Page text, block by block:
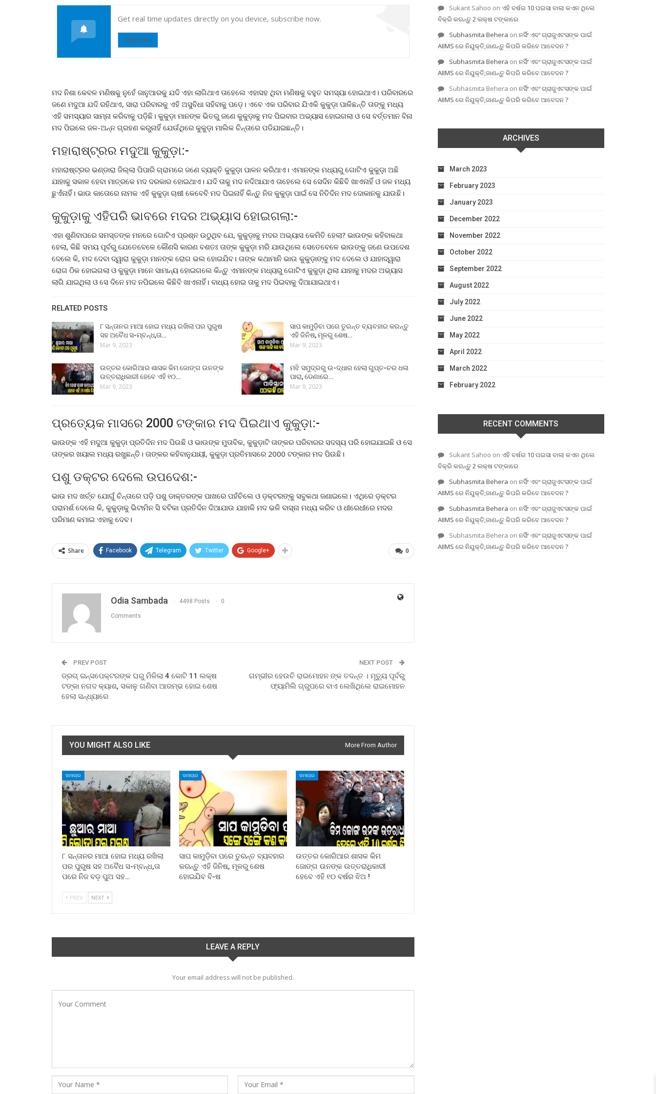
Get real time updates directly on you device, subscribe now.
Subscribe
ମଦ ନିଶା କେବଳ ମଣିଷକୁ ନୁହେଁ ଜାନୁଆରକୁ ଯଦି ଏହା ଲାଗିଥାଏ ତାହେଲେ ଏହାସହ ଥିବା ମଣିଷକୁ ବହୁତ ସମସ୍ୟା ହୋଇଥାଏ। ପରିବାରରେ
ଜଣେ ମଦୁଆ ଯଦି ରହିଥାଏ, ସାରା ପରିବାରକୁ ଏହି ଅସୁବିଧା ସହିବାକୁ ପଡ଼େ। ଏବେ ଏକ ପରିବାର ଯିଏକି କୁକୁଡ଼ା ପାଳିଛନ୍ତି ତାଙ୍କୁ ମଧ୍ୟ
ଏହି ସମସ୍ୟାର ସାମ୍ନା କରିବାକୁ ପଡ଼ିଛି। କୁକୁଡ଼ା ମାନଙ୍କ ଭିତରୁ ଜଣେ କୁକୁଡ଼ାକୁ ମଦ ପିଇବାର ଅଭ୍ୟାସ ହୋଇଗଲା ଓ ସେ ବର୍ତ୍ତମାନ ବିନା
ମଦ ପିଇଲେ ଜଳ-ଅନ୍ନ ଗ୍ରହଣ କରୁନାହିଁ ଯେଉଁଥିରେ କୁକୁଡ଼ା ମାଲିକ ଚିନ୍ତାରେ ପଡିଯାଇଛନ୍ତି।
ମହାରାଷ୍ଟ୍ରର ମଦୁଆ କୁକୁଡ଼ା:-
ମହାରାଷ୍ଟ୍ରର ଭଣ୍ଡାରା ଜିଲ୍ଲା ପିପାରି ଗ୍ରାମରେ ଜଣେ ବ୍ୟକ୍ତି କୁକୁଡ଼ା ପାଳନ କରିଥାଏ। ଏମାନଙ୍କ ମଧ୍ୟରୁ ଗୋଟିଏ କୁକୁଡ଼ା ଅଛି
ଯାହାକୁ ସକାଳ ହେବା ମାତ୍ରକେ ମଦ ଦରକାର ହୋଇଥାଏ। ଯଦି ତାକୁ ମଦ ନଦିଆଯାଏ ତାହେଲେ ସେ ସେଦିନ କିଛିବି ଖାଏନାହିଁ ଓ ଜଳ ମଧ୍ୟ
ଛୁଏଁନାହିଁ। ଭାଉ କାତୋରେ ନାମକ ଏହି କୁକୁଡ଼ା ଚାଷୀ କେବେବି ମଦ ପିଇନାହିଁ କିନ୍ତୁ ନିଜ କୁକୁଡ଼ା ପାଇଁ ସେ ନିତିଦିନ ମଦ ଦୋକାନକୁ ଯାଉଛି।
କୁକୁଡ଼ାକୁ ଏହିପରି ଭାବରେ ମଦର ଅଭ୍ୟାସ ହୋଇଗଲା:-
ଏହା ଶୁଣିବାପରେ ସମସ୍ତଙ୍କ ମନରେ ଗୋଟିଏ ପ୍ରଶ୍ନ ଉଠୁଥିବ ଯେ, କୁକୁଡ଼ାକୁ ମଦର ଅଭ୍ୟାସ କେମିତି ହେଲା? ଭାଉଙ୍କ କହିବାକଥା
ହେଲା, କିଛି ସମୟ ପୂର୍ବରୁ ଯେତେବେଳେ କୌଣସି କାରଣ ବଶତଃ ତାଙ୍କ କୁକୁଡ଼ା ମରି ଯାଉଥିଲେ ସେତେବେଳେ ଭାଉଙ୍କୁ ଜଣେ ଉପଦେଶ
ଦେଲେ କି, ମଦ ଦେବା ଦ୍ୱାରା କୁକୁଡ଼ା ମାନଙ୍କ ରୋଗ ଭଲ ହୋଇଯିବ। ତାଙ୍କ କଥାମାନି ଭାଉ କୁକୁଡ଼ାଙ୍କୁ ମଦ ଦେଲେ ଓ ଯାହାଦ୍ୱାରା
ରୋଗ ଠିକ ହୋଇଗଲା ଓ କୁକୁଡ଼ା ମାନେ ସାମାନ୍ୟ ହୋଇଗଲେ କିନ୍ତୁ ଏମାନଙ୍କ ମଧ୍ୟରୁ ଗୋଟିଏ କୁକୁଡ଼ା ଥିଲା ଯାହାକୁ ମଦର ଅଭ୍ୟାସ
ଲାଗି ଯାଇଥିଲା ଓ ସେ ଦିନେ ମଦ ନପିଇଲେ କିଛିବି ଖାଏନାହିଁ। ବାଧ୍ୟ ହୋଇ ତାକୁ ମଦ ପିଇବାକୁ ଦିଆଯାଇଥାଏ।
RELATED POSTS
୮ ସନ୍ତାନର ମାଆ ହୋଇ ମଧ୍ୟ ରଖିଲା ପର ପୁରୁଷ
ସହ ଅବୈଧ ସ-ମ୍ବନ୍ଧ,ତା…
Mar 9, 2023
ସାପ କାମୁଡ଼ିବା ପରେ ତୁରନ୍ତ ବ୍ୟବହାର କରନ୍ତୁ
ଏହି ଜିନିଷ, ମୂଳରୁ ଶେଷ…
Mar 9, 2023
ଉତ୍ତର କୋରିଆର ଶାସକ କିମ ଜୋଙ୍ଗ ଉନଙ୍କ
ଉତ୍ତରାଧିକାରୀ ହେବେ ଏହି ୧୦…
Mar 9, 2023
ମଝି ସମୁଦ୍ରରୁ ଉ-ଦ୍ଧାର ହେଲା ଗୁପ୍ତ-ଚର ଧଳା
ପାରା, ଡେଣାରେ…
Mar 9, 2023
ପ୍ରତ୍ୟେକ ମାସରେ 2000 ଟଙ୍କାର ମଦ ପିଇଥାଏ କୁକୁଡ଼ା:-
ଭାଉଙ୍କ ଏହି ମଦୁଆ କୁକୁଡ଼ା ପ୍ରତିଦିନ ମଦ ପିଉଛି ଓ ଭାଉଙ୍କ ମୁତାବିକ, କୁକୁଡ଼ାଟି ତାଙ୍କର ପରିବାରର ସଦସ୍ୟ ପରି ହୋଇଯାଇଛି ଓ ସେ
ତାଙ୍କର ଖୟାଲ ମଧ୍ୟ ରଖୁଛନ୍ତି। ତାଙ୍କର କହିବାନୁଯାୟୀ, କୁକୁଡ଼ା ପ୍ରତିମାସରେ 2000 ଟଙ୍କାର ମଦ ପିଉଛି।
ପଶୁ ଡକ୍ଟର ଦେଲେ ଉପଦେଶ:-
ଭାଉ ମଦ ଖର୍ଚ୍ଚ ଯୋଗୁଁ ଚିନ୍ତାରେ ପଡ଼ି ପଶୁ ଡାକ୍ତରଙ୍କ ପାଖରେ ପହଁଚିଲେ ଓ ଡ଼କ୍ଟରଙ୍କୁ ସବୁକଥା ଜଣାଇଲେ। ଏଥିରେ ଡ଼କ୍ଟର
ପରାମର୍ଶ ଦେଲେ କି, କୁକୁଡ଼ାକୁ ଭିଟାମିନ ସି ବଟିକା ପ୍ରତିଦିନ ଦିଆଯାଉ ଯାହାକି ମଦ ଭଳି ବାସ୍ନା ମଧ୍ୟ କରିବ ଓ ଧୀରେଧୀରେ ମଦର
ପରିମାଣ କମାଇ ଏହାକୁ ଦେବ।
0
Share Facebook Telegram Twitter Google+
Odia Sambada 4498 Posts 0
Comments
PREV POST
ଡ୍ରଗ୍ ଇନ୍ସପେକ୍ଟରଙ୍କ ଘରୁ ମିଳିଲା 4 କୋଟି 11 ଲକ୍ଷ
ଟଙ୍କା ନଗଦ କ୍ୟାଶ, ସକାଳୁ ଗଣିବା ଆରମ୍ଭ ହୋଇ ଶେଷ
ହେଲା ସନ୍ଧ୍ୟାରେ
NEXT POST
ଗମ୍ଭୀର ହେଉଚି ରାଇମୋହନ ଙ୍କ ତଦନ୍ତ । ମୃତ୍ୟୁ ପୂର୍ବରୁ
ଫ୍ୟାମିଲି ଗ୍ରୁପରେ ବାଏ ଲେଖିଥିଲେ ରାଇମୋହନ
YOU MIGHT ALSO LIKE More From Author
ସମାଚାର
୮ ସନ୍ତାନର ମାଆ ହୋଇ ମଧ୍ୟ ରଖିଲା
ପର ପୁରୁଷ ସହ ଅବୈଧ ସ-ମ୍ବନ୍ଧ,ତା
ପରେ ନିଜ ବଡ଼ ପୁଅ ସହ…
ସମାଚାର
ସାପ କାମୁଡ଼ିବା ପରେ ତୁରନ୍ତ ବ୍ୟବହାର
କରନ୍ତୁ ଏହି ଜିନିଷ, ମୂଳରୁ ଶେଷ
ହୋଇଯିବ ବି-ଷ
ସମାଚାର
ଉତ୍ତର କୋରିଆର ଶାସକ କିମ
ଜୋଙ୍ଗ ଉନଙ୍କ ଉତ୍ତରାଧିକାରୀ
ହେବେ ଏହି ୧୦ ବର୍ଷର ଝିଅ !
PREV NEXT
LEAVE A REPLY
Your email address will not be published.
Sukant Sahoo on ଏହି ବର୍ଷର 10 ପଇସା ବାଲା କଏନ ଥିଲେ
ବିକ୍ରି କରନ୍ତୁ 2 ଲକ୍ଷ ଟଙ୍କାରେ
Subhasmita Behera on ନର୍ସିଂ ଏବଂ ଗ୍ରାଜୁଏଟସଙ୍କ ପାଇଁ
AIIMS ରେ ନିଯୁକ୍ତି,ଜାଣନ୍ତୁ କିପରି କରିବେ ଆବେଦନ ?
Subhasmita Behera on ନର୍ସିଂ ଏବଂ ଗ୍ରାଜୁଏଟସଙ୍କ ପାଇଁ
AIIMS ରେ ନିଯୁକ୍ତି,ଜାଣନ୍ତୁ କିପରି କରିବେ ଆବେଦନ ?
Subhasmita Behera on ନର୍ସିଂ ଏବଂ ଗ୍ରାଜୁଏଟସଙ୍କ ପାଇଁ
AIIMS ରେ ନିଯୁକ୍ତି,ଜାଣନ୍ତୁ କିପରି କରିବେ ଆବେଦନ ?
ARCHIVES
March 2023
February 2023
January 2023
December 2022
November 2022
October 2022
September 2022
August 2022
July 2022
June 2022
May 2022
April 2022
March 2022
February 2022
RECENT COMMENTS
Sukant Sahoo on ଏହି ବର୍ଷର 10 ପଇସା ବାଲା କଏନ ଥିଲେ
ବିକ୍ରି କରନ୍ତୁ 2 ଲକ୍ଷ ଟଙ୍କାରେ
Subhasmita Behera on ନର୍ସିଂ ଏବଂ ଗ୍ରାଜୁଏଟସଙ୍କ ପାଇଁ
AIIMS ରେ ନିଯୁକ୍ତି,ଜାଣନ୍ତୁ କିପରି କରିବେ ଆବେଦନ ?
Subhasmita Behera on ନର୍ସିଂ ଏବଂ ଗ୍ରାଜୁଏଟସଙ୍କ ପାଇଁ
AIIMS ରେ ନିଯୁକ୍ତି,ଜାଣନ୍ତୁ କିପରି କରିବେ ଆବେଦନ ?
Subhasmita Behera on ନର୍ସିଂ ଏବଂ ଗ୍ରାଜୁଏଟସଙ୍କ ପାଇଁ
AIIMS ରେ ନିଯୁକ୍ତି,ଜାଣନ୍ତୁ କିପରି କରିବେ ଆବେଦନ ?